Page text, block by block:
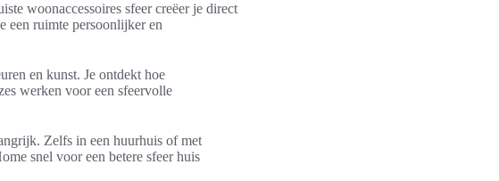
woonaccessoires sfeer creëer je direct
een ruimte persoonlijker en
en kunst. Je ontdekt hoe
werken voor een sfeervolle
Zelfs in een huurhuis of met
snel voor een betere sfeer huis